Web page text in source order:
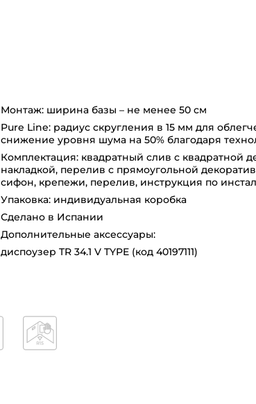
Монтаж: ширина базы – не менее 50 см
Pure Line: радиус скругления в 15 мм для
снижение уровня шума на 50% благодаря
Комплектация: квадратный слив с квадратной
накладкой, перелив с прямоугольной
сифон, крепежи, перелив, инструкция по
Упаковка: индивидуальная коробка
Сделано в Испании
Дополнительные аксессуары:
диспоузер TR 34.1 V TYPE (код 40197111)